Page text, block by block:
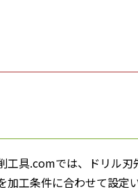
工具.comでは、ドリル刃
加工条件に合わせて設定